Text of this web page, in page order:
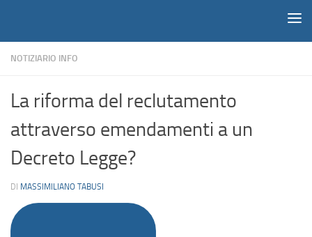
NOTIZIARIO INFO
La riforma del reclutamento
attraverso emendamenti a un
Decreto Legge?
DI MASSIMILIANO TABUSI